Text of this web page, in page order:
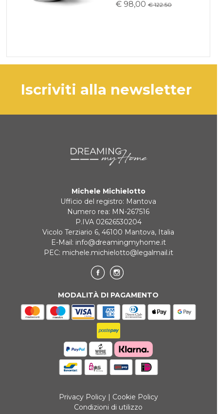
€ 98,00 € 122.50
iscriviti alla newsletter
Michele Michielotto
Ufficio del registro: Mantova
Numero rea: MN-267516
P.IVA 02626530204
Vicolo Terziario 6, 46100 Mantova, Italia
E-Mail: info@dreamingmyhome.it
PEC: michele.michielotto@legalmail.it
MODALITÀ DI PAGAMENTO
Privacy Policy| Cookie Policy
Condizioni di utilizzo